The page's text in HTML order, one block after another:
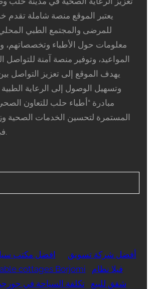
يعتبر الموقع منصة شاملة تقدم
للمرضى والمجتمع الطبي
معلومات حول الأطباء وتخصصاتهم،
المواعيد، وتوفير منصة آمنة للتواصل
يهدف الموقع إلى تعزيز التواصل
وتسهيل الوصول إلى الرعاية الطبية
مبادرة “أطباء حلب للتعاون
المستمرة لتحسين الخدمات الصحية
في المجتمع المحلي.
أفضل شركة تسويق
افضل مكتب
cottages Borjomi
فيلا نظام
شقق للبيع
تكلفة السياحة في